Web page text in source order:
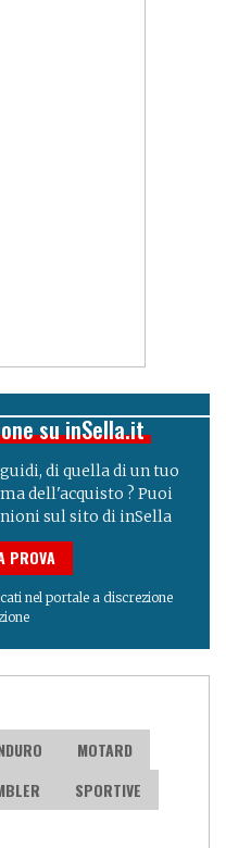
su inSella.it
di quella di un tuo
dell'acquisto ? Puoi
sul sito di inSella
PROVA
nel portale a discrezione
MOTARD
SPORTIVE